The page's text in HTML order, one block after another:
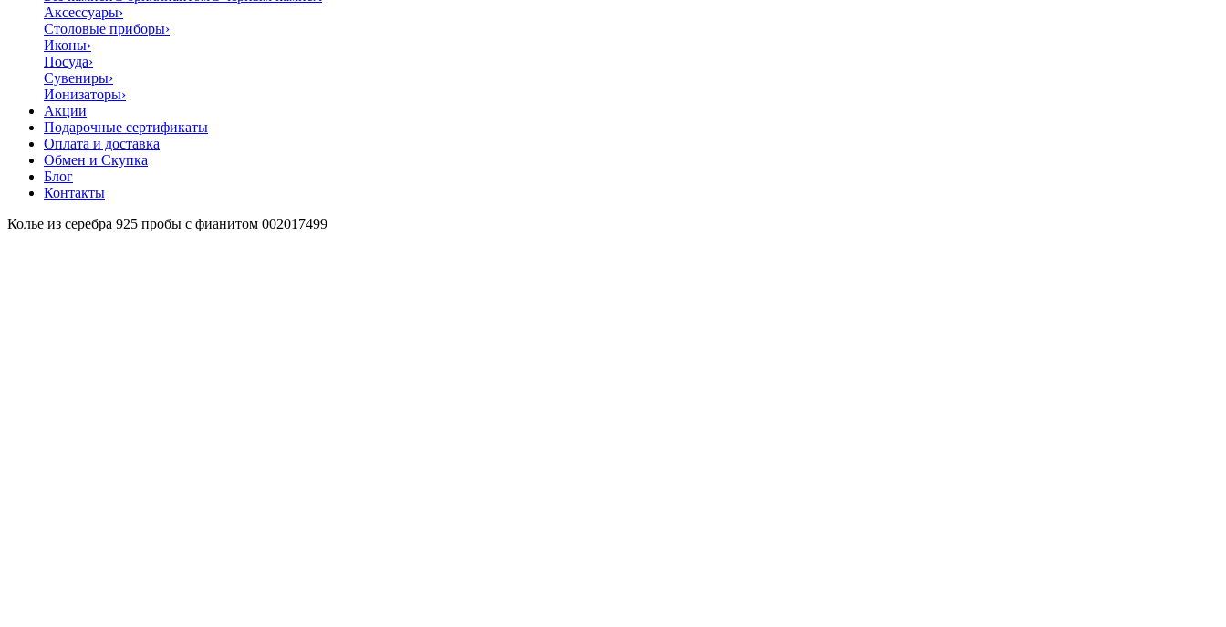
Аксессуары›
Столовые приборы›
Иконы›
Посуда›
Сувениры›
Ионизаторы›
Акции
Подарочные сертификаты
Оплата и доставка
Обмен и Скупка
Блог
Контакты
Колье из серебра 925 пробы с фианитом 002017499